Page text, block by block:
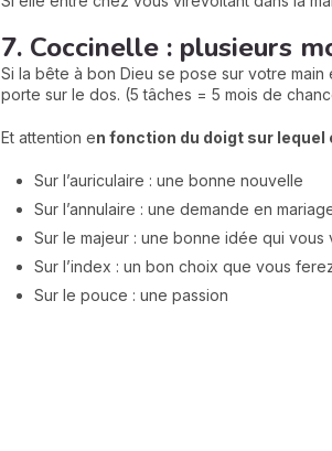
7. Coccinelle : plusieurs
Si la bête à bon Dieu se pose sur votre main
porte sur le dos. (5 tâches = 5 mois de
Et attention en fonction du doigt sur
Sur l’auriculaire : une bonne nouvelle
Sur l’annulaire : une demande en
Sur le majeur : une bonne idée qui vous
Sur l’index : un bon choix que vous
Sur le pouce : une passion